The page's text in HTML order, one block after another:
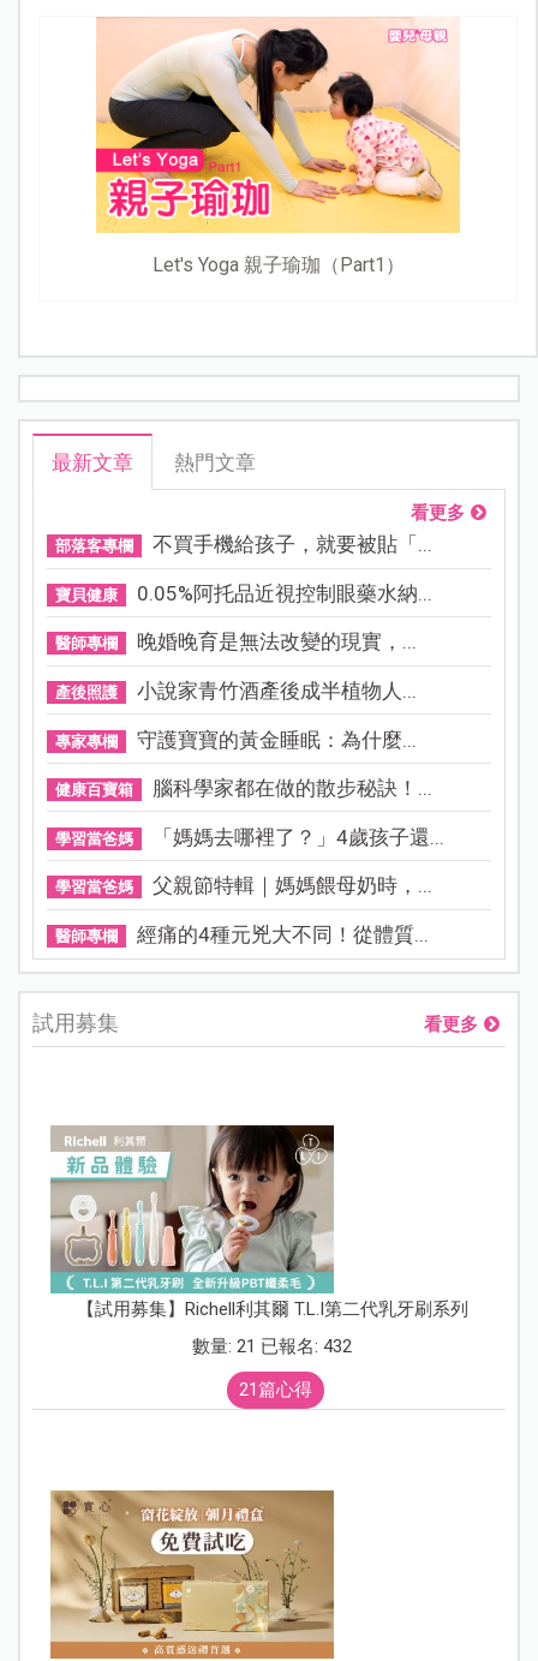
Let's Yoga 親子瑜珈（Part1）
最新文章 熱門文章
看更多
部落客專欄 不買手機給孩子，就要被貼「...
寶貝健康 0.05%阿托品近視控制眼藥水納...
醫師專欄 晚婚晚育是無法改變的現實，...
產後照護 小說家青竹酒產後成半植物人...
專家專欄 守護寶寶的黃金睡眠：為什麼...
健康百寶箱 腦科學家都在做的散步秘訣！...
學習當爸媽 「媽媽去哪裡了？」4歲孩子還...
學習當爸媽 父親節特輯｜媽媽餵母奶時，...
醫師專欄 經痛的4種元兇大不同！從體質...
試用募集 看更多
【試用募集】Richell利其爾 T.L.I第二代乳牙刷系列
數量: 21 已報名: 432
21篇心得